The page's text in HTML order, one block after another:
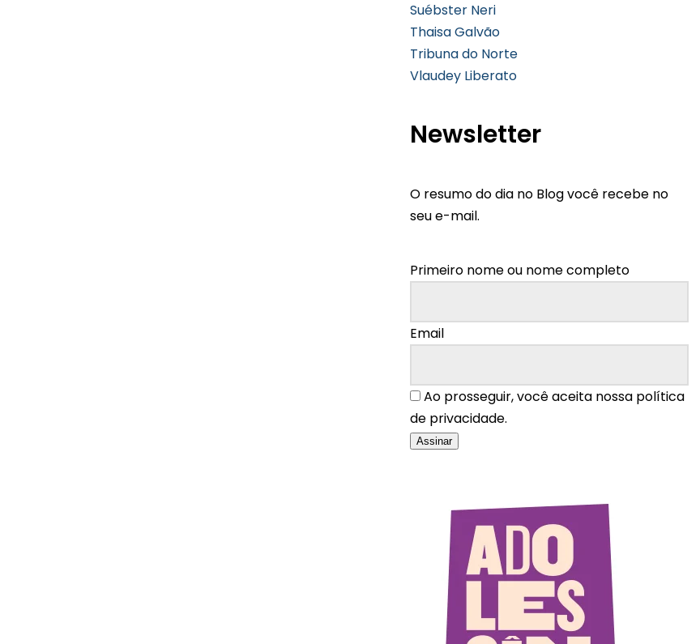
Suébster Neri
Thaisa Galvão
Tribuna do Norte
Vlaudey Liberato
Newsletter
O resumo do dia no Blog você recebe no
seu e-mail.
Primeiro nome ou nome completo
Email
Ao prosseguir, você aceita nossa política
de privacidade.